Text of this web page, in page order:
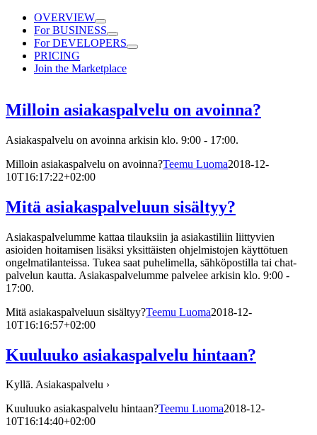
OVERVIEW
For BUSINESS
For DEVELOPERS
PRICING
Join the Marketplace
Milloin asiakaspalvelu on avoinna?
Asiakaspalvelu on avoinna arkisin klo. 9:00 - 17:00.
Milloin asiakaspalvelu on avoinna?Teemu Luoma2018-12-
10T16:17:22+02:00
Mitä asiakaspalveluun sisältyy?
Asiakaspalvelumme kattaa tilauksiin ja asiakastiliin liittyvien
asioiden hoitamisen lisäksi yksittäisten ohjelmistojen käyttötuen
ongelmatilanteissa. Tukea saat puhelimella, sähköpostilla tai chat-
palvelun kautta. Asiakaspalvelumme palvelee arkisin klo. 9:00 -
17:00.
Mitä asiakaspalveluun sisältyy?Teemu Luoma2018-12-
10T16:16:57+02:00
Kuuluuko asiakaspalvelu hintaan?
Kyllä. Asiakaspalvelu ›
Kuuluuko asiakaspalvelu hintaan?Teemu Luoma2018-12-
10T16:14:40+02:00